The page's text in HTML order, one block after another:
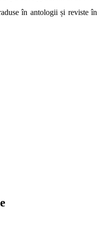
în antologii și reviste în